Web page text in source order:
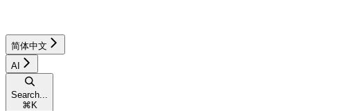
简体中文
AI
Search...
⌘ K